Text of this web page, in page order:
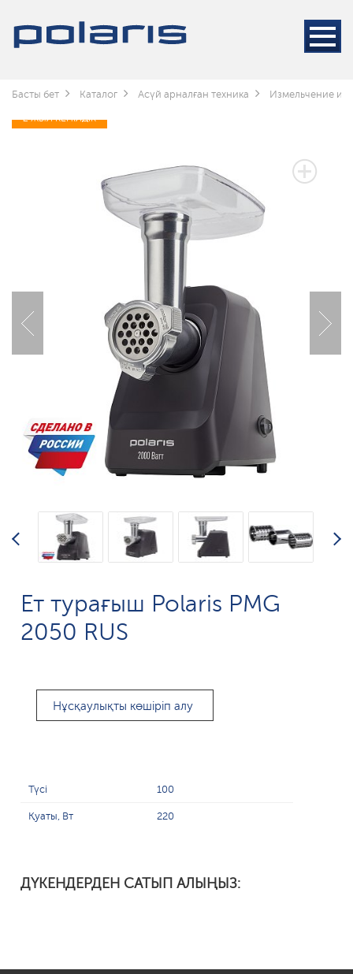
Басты бет Каталог Асүй арналған техника Измельчение и
2 ЖЫЛ КЕПІЛДІК
Ет турағыш Polaris PMG
2050 RUS
Нұсқаулықты көшіріп алу
Түсі 100
Қуаты, Вт 220
ДҮКЕНДЕРДЕН САТЫП АЛЫҢЫЗ: